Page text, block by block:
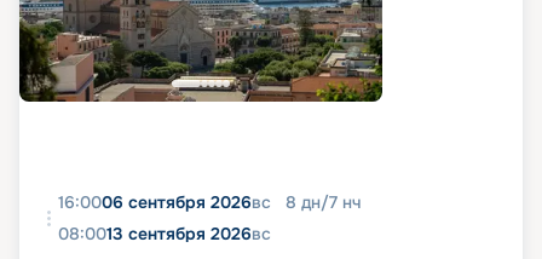
16:0006 сентября 2026вс 8 дн/7 нч
08:0013 сентября 2026вс